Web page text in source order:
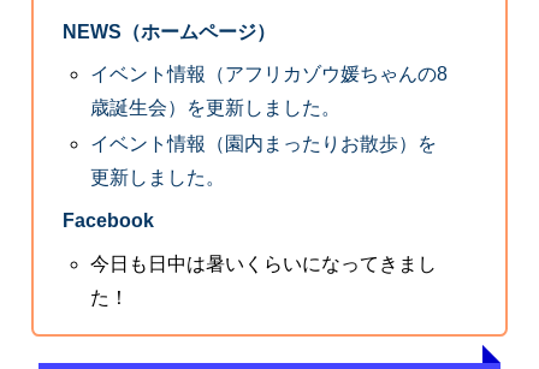
NEWS（ホームページ）
イベント情報（アフリカゾウ媛ちゃんの8
歳誕生会）を更新しました。
イベント情報（園内まったりお散歩）を
更新しました。
Facebook
今日も日中は暑いくらいになってきまし
た！